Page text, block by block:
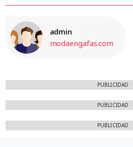
admin
modaengafas.com
PUBLICIDAD
PUBLICIDAD
PUBLICIDAD